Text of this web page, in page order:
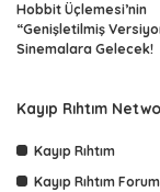
Hobbit Üçlemesi’nin
“Genişletilmiş
Sinemalara Gelecek!
Kayıp Rıhtım
Kayıp Rıhtım
Kayıp Rıhtım Forum